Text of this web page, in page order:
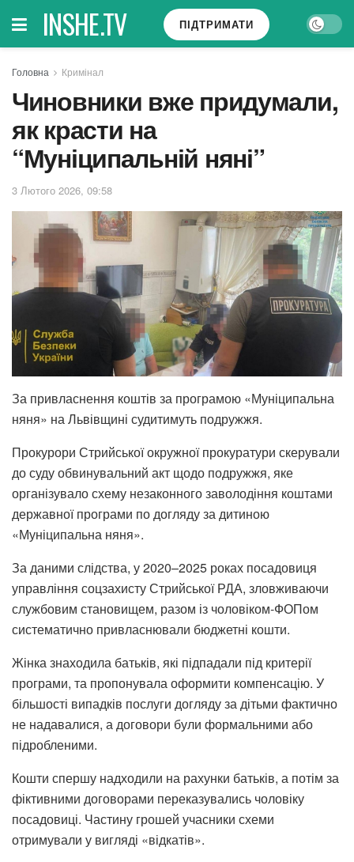
INSHE.TV ПІДТРИМАТИ
Головна Кримінал
Чиновники вже придумали,
як красти на
“Муніципальній няні”
3 Лютого 2026, 09:58
За привласнення коштів за програмою «Муніципальна
няня» на Львівщині судитимуть подружжя.
Прокурори Стрийської окружної прокуратури скерували
до суду обвинувальний акт щодо подружжя, яке
організувало схему незаконного заволодіння коштами
державної програми по догляду за дитиною
«Муніципальна няня».
За даними слідства, у 2020–2025 роках посадовиця
управління соцзахисту Стрийської РДА, зловживаючи
службовим становищем, разом із чоловіком-ФОПом
систематично привласнювали бюджетні кошти.
Жінка знаходила батьків, які підпадали під критерії
програми, та пропонувала оформити компенсацію. У
більшості випадків послуги догляду за дітьми фактично
не надавалися, а договори були формальними або
підробленими.
Кошти спершу надходили на рахунки батьків, а потім за
фіктивними договорами переказувались чоловіку
посадовиці. Частину грошей учасники схеми
отримували у вигляді «відкатів».